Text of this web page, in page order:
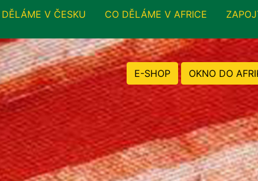
V ČESKU CO DĚLÁME V AFRICE
E-SHOP OKNO DO